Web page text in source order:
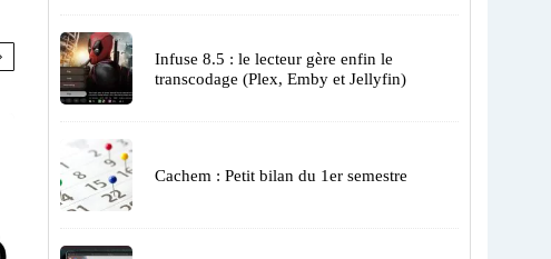
Infuse 8.5 : le lecteur gère enfin le
transcodage (Plex, Emby et Jellyfin)
Cachem : Petit bilan du 1er semestre